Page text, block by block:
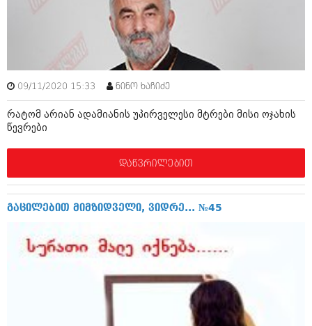
თებერვალი 2016 (250)
იანვარი 2016 (206)
დეკემბერი 2015 (207)
ნოემბერი 2015 (264)
ოქტომბერი 2015 (204)
აგვისტო 2015 (286)
ივნისი 2015 (261)
აპრილი 2015 (208)
მარტი 2015 (365)
თებერვალი 2015 (286)
დეკემბერი 2014 (342)
სექტემბერი 2014 (394)
აგვისტო 2014 (248)
ივლისი 2014 (313)
ივნისი 2014 (366)
მაისი 2014 (313)
09/11/2020 15:33 ნინო ხაჩიძე
რატომ არიან ადამიანის უპირველესი მტრები მისი ოჯახის
წევრები
დაწვრილებით
გაცილებით მიმზიდველი, ვიდრე... №45